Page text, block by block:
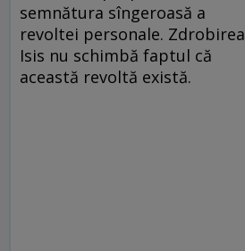
semnătura sîngeroasă a
revoltei personale. Zdrobirea
Isis nu schimbă faptul că
această revoltă există.